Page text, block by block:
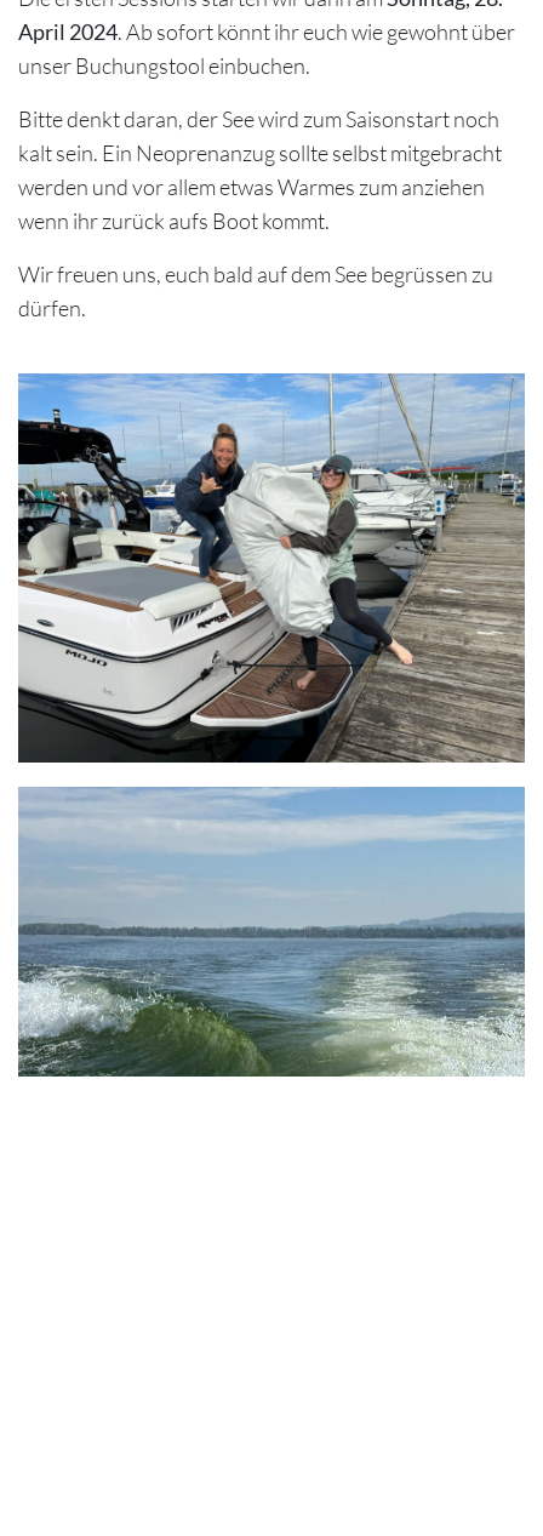
April 2024. Ab sofort könnt ihr euch wie gewohnt über
unser Buchungstool einbuchen.
Bitte denkt daran, der See wird zum Saisonstart noch
kalt sein. Ein Neoprenanzug sollte selbst mitgebracht
werden und vor allem etwas Warmes zum anziehen
wenn ihr zurück aufs Boot kommt.
Wir freuen uns, euch bald auf dem See begrüssen zu
dürfen.